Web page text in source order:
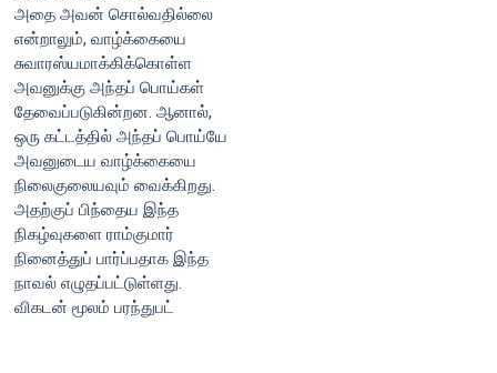
அதை அவன் சொல்வதில்லை
என்றாலும், வாழ்க்கையை
சுவாரஸ்யமாக்கிக்கொள்ள
அவனுக்கு அந்தப் பொய்கள்
தேவைப்படுகின்றன. ஆனால்,
ஒரு கட்டத்தில் அந்தப் பொய்யே
அவனுடைய வாழ்க்கையை
நிலைகுலையவும் வைக்கிறது.
அதற்குப் பிந்தைய இந்த
நிகழ்வுகளை ராம்குமார்
நினைத்துப் பார்ப்பதாக இந்த
நாவல் எழுதப்பட்டுள்ளது.
விகடன் மூலம் பரந்துபட்